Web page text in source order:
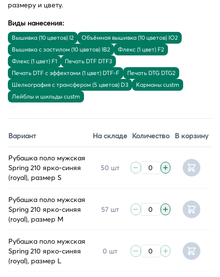
размеру и цвету.
Виды нанесения:
Вышивка (10 цветов) I2
Объёмная вышивка (10 цветов) IO2
Вышивка с застилом (10 цветов) IB2
Флекс (1 цвет) F2
Флекс (1 цвет) F1
Печать DTF DTF3
Печать DTF с эффектами (1 цвет) DTF-F
Печать DTG DTG2
Шелкография с трансфером (5 цветов) D3
Карманы custm
Лейблы и шильды custm
Вариант На складе Количество В корзину
Рубашка поло мужская
Spring 210 ярко-синяя
(royal), размер S
50 шт
Рубашка поло мужская
Spring 210 ярко-синяя
(royal), размер M
57 шт
Рубашка поло мужская
Spring 210 ярко-синяя
(royal), размер L
0 шт